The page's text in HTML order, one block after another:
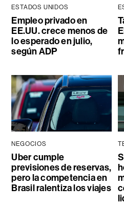
ESTADOS UNIDOS
Empleo privado en
EE.UU. crece menos de
lo esperado en julio,
según ADP
NEGOCIOS
Uber cumple
previsiones de reservas,
pero la competencia en
Brasil ralentiza los viajes